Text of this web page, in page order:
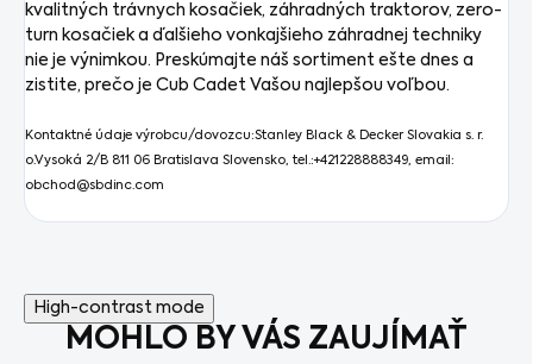
kvalitných trávnych kosačiek, záhradných traktorov, zero-
turn kosačiek a ďalšieho vonkajšieho záhradnej techniky
nie je výnimkou. Preskúmajte náš sortiment ešte dnes a
zistite, prečo je Cub Cadet Vašou najlepšou voľbou.
Kontaktné údaje výrobcu/dovozcu:Stanley Black & Decker Slovakia s. r.
o.Vysoká 2/B 811 06 Bratislava Slovensko, tel.:+421228888349, email:
obchod@sbdinc.com
High-contrast mode
MOHLO BY VÁS ZAUJÍMAŤ